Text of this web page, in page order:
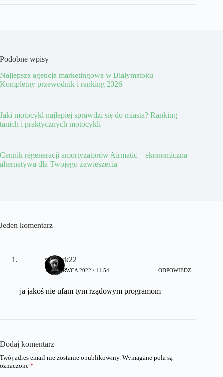
Podobne wpisy
Najlepsza agencja marketingowa w Białymstoku –
Kompletny przewodnik i ranking 2026
Jaki motocykl najlepiej sprawdzi się do miasta? Ranking
tanich i praktycznych motocykli
Cennik regeneracji amortyzatorów Airmatic – ekonomiczna
alternatywa dla Twojego zawieszenia
Jeden komentarz
sceptyk22
17 CZERWCA 2022 / 11:54 ODPOWIEDZ
ja jakoś nie ufam tym rządowym programom
Dodaj komentarz
Twój adres email nie zostanie opublikowany. Wymagane pola są
oznaczone *